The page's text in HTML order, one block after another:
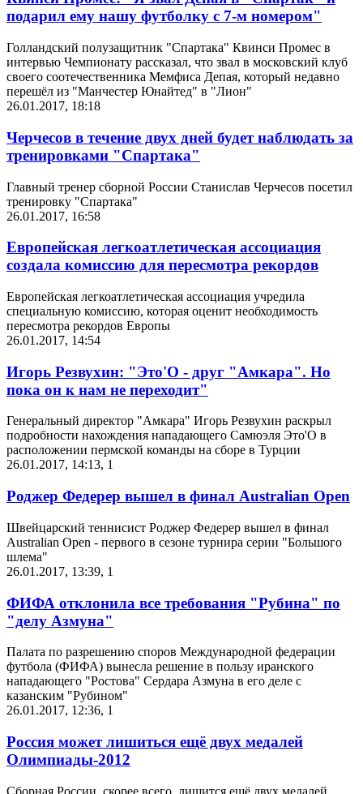
подарил ему нашу футболку с 7-м номером"
Голландский полузащитник "Спартака" Квинси Промес в
интервью Чемпионату рассказал, что звал в московский клуб
своего соотечественника Мемфиса Депая, который недавно
перешёл из "Манчестер Юнайтед" в "Лион"
26.01.2017, 18:18
Черчесов в течение двух дней будет наблюдать за
тренировками "Спартака"
Главный тренер сборной России Станислав Черчесов посетил
тренировку "Спартака"
26.01.2017, 16:58
Европейская легкоатлетическая ассоциация
создала комиссию для пересмотра рекордов
Европейская легкоатлетическая ассоциация учредила
специальную комиссию, которая оценит необходимость
пересмотра рекордов Европы
26.01.2017, 14:54
Игорь Резвухин: "Это'О - друг "Амкара". Но
пока он к нам не переходит"
Генеральный директор "Амкара" Игорь Резвухин раскрыл
подробности нахождения нападающего Самюэля Это'О в
расположении пермской команды на сборе в Турции
26.01.2017, 14:13, 1
Роджер Федерер вышел в финал Australian Open
Швейцарский теннисист Роджер Федерер вышел в финал
Australian Open - первого в сезоне турнира серии "Большого
шлема"
26.01.2017, 13:39, 1
ФИФА отклонила все требования "Рубина" по
"делу Азмуна"
Палата по разрешению споров Международной федерации
футбола (ФИФА) вынесла решение в пользу иранского
нападающего "Ростова" Сердара Азмуна в его деле с
казанским "Рубином"
26.01.2017, 12:36, 1
Россия может лишиться ещё двух медалей
Олимпиады-2012
Сборная России, скорее всего, лишится ещё двух медалей